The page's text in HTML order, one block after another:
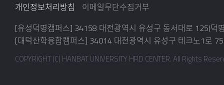
개인정보처리방침
이메일무단수집거부
[유성덕명캠퍼스] 34158 대전광역시 유성구 동서대로 125(덕
[대덕산학융합캠퍼스] 34014 대전광역시 유성구 테크노1로
COPYRIGHT (C) HANBAT UNIVERSITY HRD CENTER. All Rights